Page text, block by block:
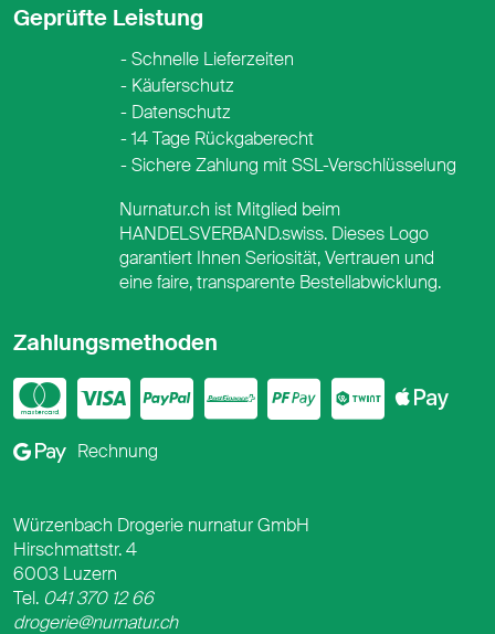
Geprüfte Leistung
Schnelle Lieferzeiten
Käuferschutz
Datenschutz
14 Tage Rückgaberecht
Sichere Zahlung mit SSL-Verschlüsselung
Zahlungsmethoden
Mastercard
VisaPayPal
PostFinance
Twint
Google Pay
Rechnung
Nurnatur.ch ist Mitglied beim
HANDELSVERBAND.swiss. Dieses Logo
garantiert Ihnen Seriosität, Vertrauen und
eine faire, transparente Bestellabwicklung.
Würzenbach Drogerie nurnatur GmbH
Hirschmattstr. 4
6003 Luzern
Tel. 041 370 12 66
drogerie@nurnatur.ch